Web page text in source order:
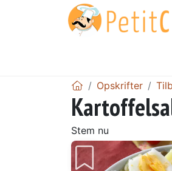
Opskrifter
Stem nu